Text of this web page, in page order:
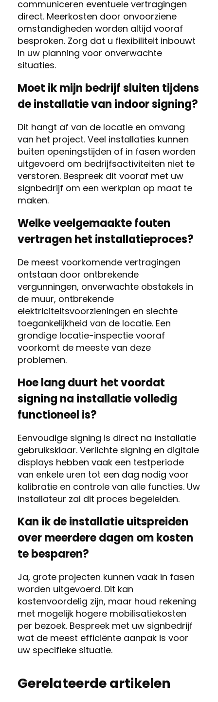
communiceren eventuele vertragingen
direct. Meerkosten door onvoorziene
omstandigheden worden altijd vooraf
besproken. Zorg dat u flexibiliteit inbouwt
in uw planning voor onverwachte
situaties.
Moet ik mijn bedrijf sluiten tijdens
de installatie van indoor signing?
Dit hangt af van de locatie en omvang
van het project. Veel installaties kunnen
buiten openingstijden of in fasen worden
uitgevoerd om bedrijfsactiviteiten niet te
verstoren. Bespreek dit vooraf met uw
signbedrijf om een werkplan op maat te
maken.
Welke veelgemaakte fouten
vertragen het installatieproces?
De meest voorkomende vertragingen
ontstaan door ontbrekende
vergunningen, onverwachte obstakels in
de muur, ontbrekende
elektriciteitsvoorzieningen en slechte
toegankelijkheid van de locatie. Een
grondige locatie-inspectie vooraf
voorkomt de meeste van deze
problemen.
Hoe lang duurt het voordat
signing na installatie volledig
functioneel is?
Eenvoudige signing is direct na installatie
gebruiksklaar. Verlichte signing en digitale
displays hebben vaak een testperiode
van enkele uren tot een dag nodig voor
kalibratie en controle van alle functies. Uw
installateur zal dit proces begeleiden.
Kan ik de installatie uitspreiden
over meerdere dagen om kosten
te besparen?
Ja, grote projecten kunnen vaak in fasen
worden uitgevoerd. Dit kan
kostenvoordelig zijn, maar houd rekening
met mogelijk hogere mobilisatiekosten
per bezoek. Bespreek met uw signbedrijf
wat de meest efficiënte aanpak is voor
uw specifieke situatie.
Gerelateerde artikelen